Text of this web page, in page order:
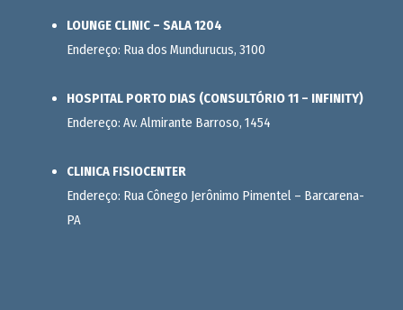
LOUNGE CLINIC – SALA 1204
Endereço: Rua dos Mundurucus, 3100
HOSPITAL PORTO DIAS (CONSULTÓRIO 11 – INFINITY)
Endereço: Av. Almirante Barroso, 1454
CLINICA FISIOCENTER
Endereço: Rua Cônego Jerônimo Pimentel – Barcarena-
PA